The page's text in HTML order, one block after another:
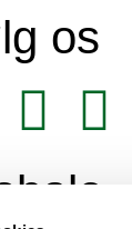
os